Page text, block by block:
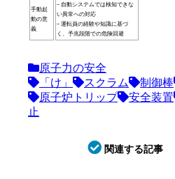
手動起
動の意
義
– 自動システムでは検知できな
い異常への対応
– 運転員の経験や知識に基づ
く、予兆段階での危険回避
原子力の安全
「け」
スクラム 制御棒
原子炉トリップ
安全装置
止
関連する記事